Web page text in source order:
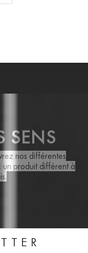
SENS
nos différentes
un produit différent à